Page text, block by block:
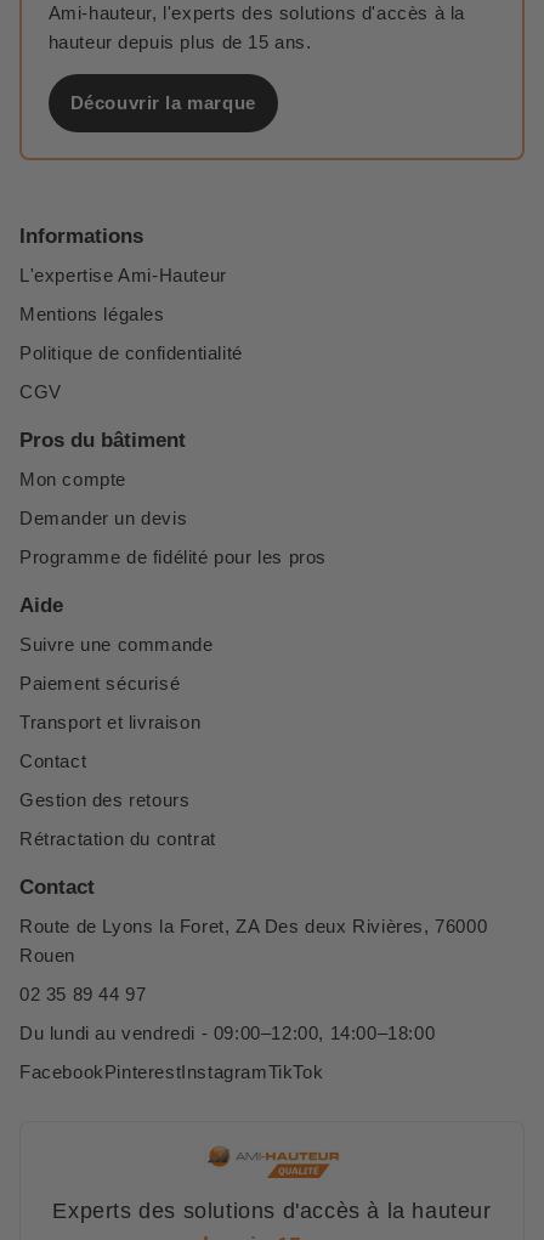
Ami-hauteur, l'experts des solutions d'accès à la
hauteur depuis plus de 15 ans.
Découvrir la marque
Informations
L'expertise Ami-Hauteur
Mentions légales
Politique de confidentialité
CGV
Pros du bâtiment
Mon compte
Demander un devis
Programme de fidélité pour les pros
Aide
Suivre une commande
Paiement sécurisé
Transport et livraison
Contact
Gestion des retours
Rétractation du contrat
Contact
Route de Lyons la Foret, ZA Des deux Rivières, 76000
Rouen
02 35 89 44 97
Du lundi au vendredi - 09:00–12:00, 14:00–18:00
FacebookPinterestInstagramTikTok
Experts des solutions d'accès à la hauteur